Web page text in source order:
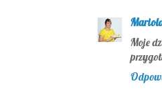
Moje